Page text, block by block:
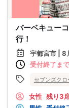
バーベキュー
行！
宇都宮市 | 8
受付終了ま
セブンズクロ
女性 残り3